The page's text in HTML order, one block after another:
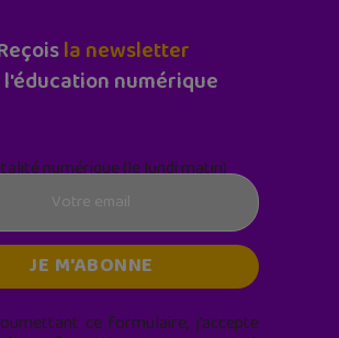
la newsletter
numérique
numérique (le lundi matin)
ce formulaire, j’accepte